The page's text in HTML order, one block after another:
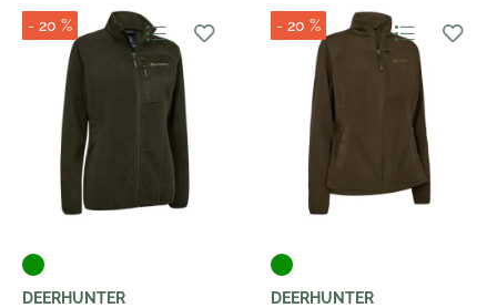
- 20 %
DEERHUNTER
- 20 %
DEERHUNTER